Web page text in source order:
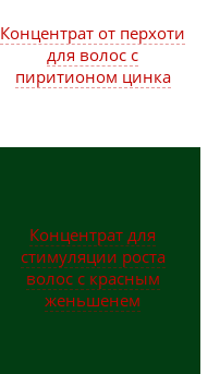
Концентрат от перхоти
для волос с
пиритионом цинка
Концентрат для
стимуляции роста
волос с красным
женьшенем